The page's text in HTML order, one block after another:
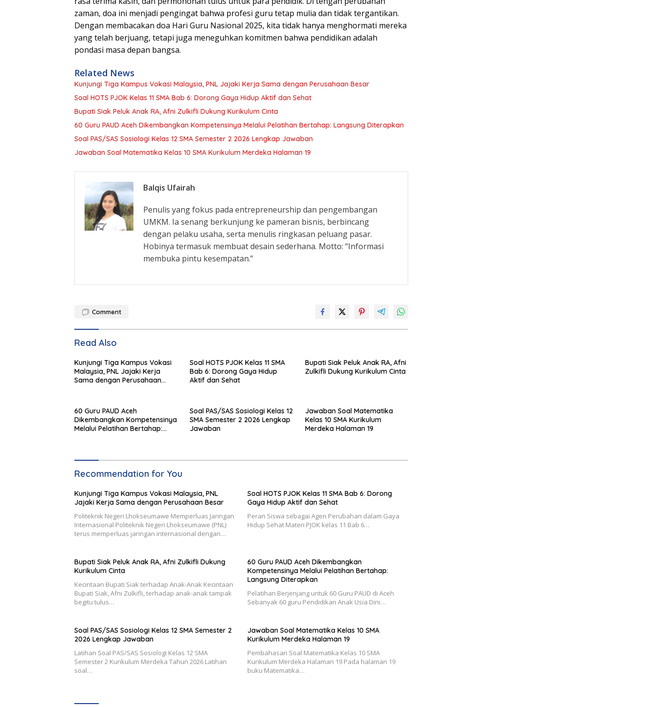
zaman, doa ini menjadi pengingat bahwa profesi guru tetap mulia dan tidak tergantikan.
Dengan membacakan doa Hari Guru Nasional 2025, kita tidak hanya menghormati mereka
yang telah berjuang, tetapi juga meneguhkan komitmen bahwa pendidikan adalah
pondasi masa depan bangsa.
Related News
Kunjungi Tiga Kampus Vokasi Malaysia, PNL Jajaki Kerja Sama dengan Perusahaan Besar
Soal HOTS PJOK Kelas 11 SMA Bab 6: Dorong Gaya Hidup Aktif dan Sehat
Bupati Siak Peluk Anak RA, Afni Zulkifli Dukung Kurikulum Cinta
60 Guru PAUD Aceh Dikembangkan Kompetensinya Melalui Pelatihan Bertahap: Langsung Diterapkan
Soal PAS/SAS Sosiologi Kelas 12 SMA Semester 2 2026 Lengkap Jawaban
Jawaban Soal Matematika Kelas 10 SMA Kurikulum Merdeka Halaman 19
Balqis Ufairah
Penulis yang fokus pada entrepreneurship dan pengembangan
UMKM. Ia senang berkunjung ke pameran bisnis, berbincang
dengan pelaku usaha, serta menulis ringkasan peluang pasar.
Hobinya termasuk membuat desain sederhana. Motto: “Informasi
membuka pintu kesempatan.”
Comment
Read Also
Kunjungi Tiga Kampus Vokasi
Malaysia, PNL Jajaki Kerja
Sama dengan Perusahaan
Soal HOTS PJOK Kelas 11 SMA
Bab 6: Dorong Gaya Hidup
Aktif dan Sehat
Bupati Siak Peluk Anak RA, Afni
Zulkifli Dukung Kurikulum Cinta
60 Guru PAUD Aceh
Dikembangkan Kompetensinya
Melalui Pelatihan Bertahap:
Soal PAS/SAS Sosiologi Kelas 12
SMA Semester 2 2026 Lengkap
Jawaban
Jawaban Soal Matematika
Kelas 10 SMA Kurikulum
Merdeka Halaman 19
Recommendation for You
Kunjungi Tiga Kampus Vokasi Malaysia, PNL
Jajaki Kerja Sama dengan Perusahaan Besar
Politeknik Negeri Lhokseumawe Memperluas Jaringan
Internasional Politeknik Negeri Lhokseumawe (PNL)
terus memperluas jaringan internasional dengan…
Soal HOTS PJOK Kelas 11 SMA Bab 6: Dorong
Gaya Hidup Aktif dan Sehat
Peran Siswa sebagai Agen Perubahan dalam Gaya
Hidup Sehat Materi PJOK kelas 11 Bab 6…
Bupati Siak Peluk Anak RA, Afni Zulkifli Dukung
Kurikulum Cinta
Kecintaan Bupati Siak terhadap Anak-Anak Kecintaan
Bupati Siak, Afni Zulkifli, terhadap anak-anak tampak
begitu tulus…
60 Guru PAUD Aceh Dikembangkan
Kompetensinya Melalui Pelatihan Bertahap:
Langsung Diterapkan
Pelatihan Berjenjang untuk 60 Guru PAUD di Aceh
Sebanyak 60 guru Pendidikan Anak Usia Dini…
Soal PAS/SAS Sosiologi Kelas 12 SMA Semester 2
2026 Lengkap Jawaban
Latihan Soal PAS/SAS Sosiologi Kelas 12 SMA
Semester 2 Kurikulum Merdeka Tahun 2026 Latihan
soal…
Jawaban Soal Matematika Kelas 10 SMA
Kurikulum Merdeka Halaman 19
Pembahasan Soal Matematika Kelas 10 SMA
Kurikulum Merdeka Halaman 19 Pada halaman 19
buku Matematika…